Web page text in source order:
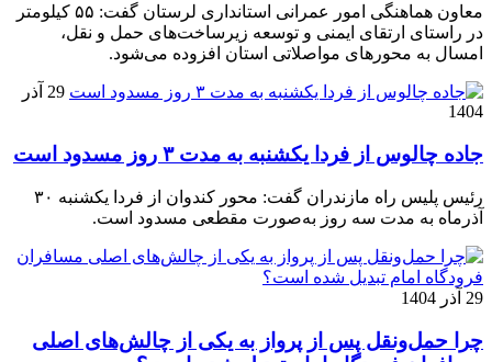
معاون هماهنگی امور عمرانی استانداری لرستان گفت: ۵۵ کیلومتر
در راستای ارتقای ایمنی و توسعه زیرساخت‌های حمل و نقل،
امسال به محورهای مواصلاتی استان افزوده می‌شود.
29 آذر
1404
جاده چالوس از فردا یکشنبه به مدت ۳ روز مسدود است
رئیس پلیس راه مازندران گفت: محور کندوان از فردا یکشنبه ۳۰
آذرماه به مدت سه روز به‌صورت مقطعی مسدود است.
29 آذر 1404
چرا حمل‌ونقل پس از پرواز به یکی از چالش‌های اصلی